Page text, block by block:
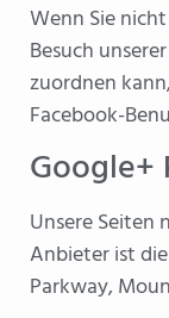
Wenn Sie
Besuch
zuordnen
Facebook-
Google+
Unsere Seiten
Anbieter ist
Parkway,